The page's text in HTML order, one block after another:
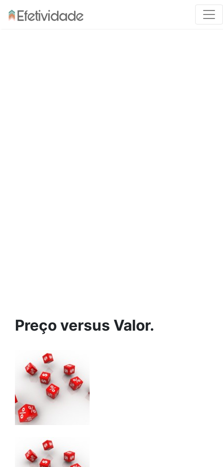
Preço versus Valor.